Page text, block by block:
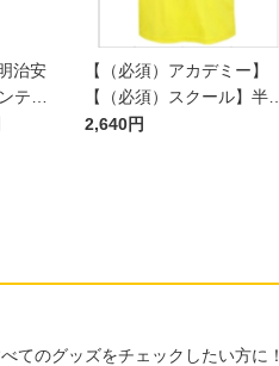
治安
ティ
【（必須）アカデミー】
【（必須）スクール】半袖
プラクティスシャツ JR
2,640円
てのグッズをチェックしたい方に！